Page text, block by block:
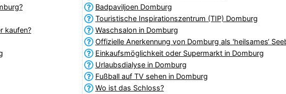
kaufen?
Badpaviljoen Domburg
Touristische Inspirationszentrum (TIP) Domburg
Waschsalon in Domburg
Offizielle Anerkennung von Domburg als 'heilsames‘
Einkaufsmöglichkeit oder Supermarkt in Domburg
Urlaubsdialyse in Domburg
Fußball auf TV sehen in Domburg
Wo ist das Schloss?